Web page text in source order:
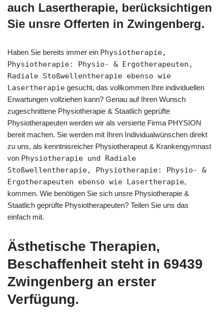
auch Lasertherapie, berücksichtigen
Sie unsre Offerten in Zwingenberg.
Haben Sie bereits immer ein Physiotherapie,
Physiotherapie: Physio- & Ergotherapeuten,
Radiale Stoßwellentherapie ebenso wie
Lasertherapie gesucht, das vollkommen Ihre individuellen
Erwartungen vollziehen kann? Genau auf Ihren Wunsch
zugeschnittene Physiotherapie & Staatlich geprüfte
Physiotherapeuten werden wir als versierte Firma PHYSION
bereit machen. Sie werden mit Ihren Individualwünschen direkt
zu uns, als kenntnisreicher Physiotherapeut & Krankengymnast
von Physiotherapie und Radiale
Stoßwellentherapie, Physiotherapie: Physio- &
Ergotherapeuten ebenso wie Lasertherapie,
kommen. Wie benötigen Sie sich unsre Physiotherapie &
Staatlich geprüfte Physiotherapeuten? Teilen Sie uns das
einfach mit.
Ästhetische Therapien,
Beschaffenheit steht in 69439
Zwingenberg an erster
Verfügung.